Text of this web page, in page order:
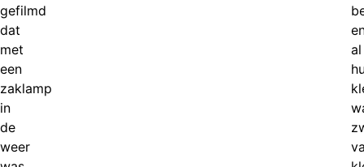
gefilmd
dat
met
een
zaklamp
in
de
weer
al